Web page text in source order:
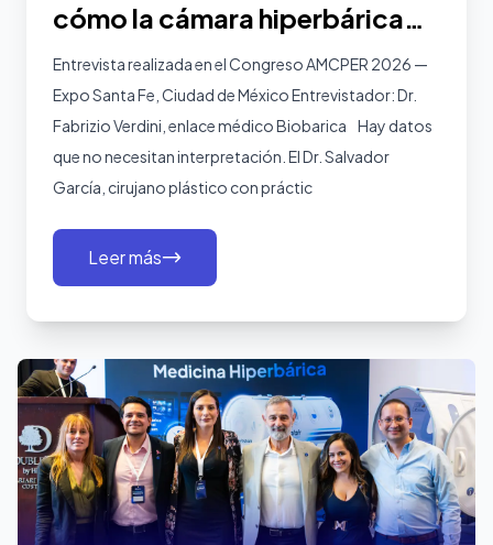
cómo la cámara hiperbárica
eliminó las complicaciones
postquirúrgicas en
Guadalajara
Entrevista realizada en el Congreso AMCPER 2026 —
Expo Santa Fe, Ciudad de México Entrevistador: Dr.
Fabrizio Verdini, enlace médico Biobarica Hay datos
que no necesitan interpretación. El Dr. Salvador
García, cirujano plástico con práctic
Leer más